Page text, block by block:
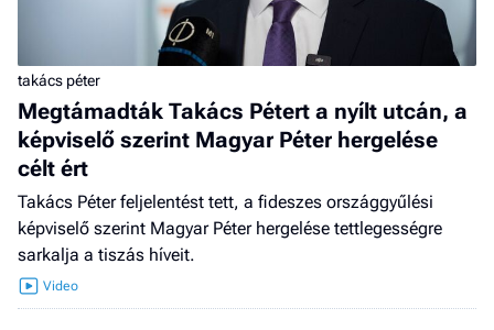
takács péter
Megtámadták Takács Pétert a nyílt utcán, a
képviselő szerint Magyar Péter hergelése
célt ért
Takács Péter feljelentést tett, a fideszes országgyűlési
képviselő szerint Magyar Péter hergelése tettlegességre
sarkalja a tiszás híveit.